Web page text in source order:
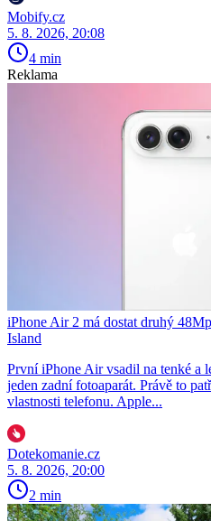
Mobify.cz
5. 8. 2026, 20:08
4 min
Reklama
iPhone Air 2 má dostat druhý
Island
První iPhone Air vsadil na tenké a
jeden zadní fotoaparát. Právě to
vlastnosti telefonu. Apple...
Dotekomanie.cz
5. 8. 2026, 20:00
2 min